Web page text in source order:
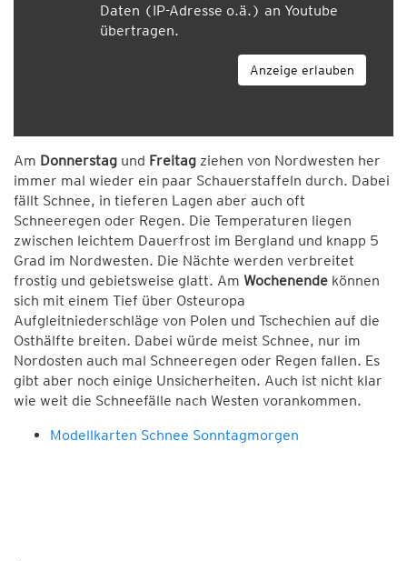
Daten (IP-Adresse o.ä.) an Youtube
übertragen.
Anzeige erlauben
Am Donnerstag und Freitag ziehen von Nordwesten her
immer mal wieder ein paar Schauerstaffeln durch. Dabei
fällt Schnee, in tieferen Lagen aber auch oft
Schneeregen oder Regen. Die Temperaturen liegen
zwischen leichtem Dauerfrost im Bergland und knapp 5
Grad im Nordwesten. Die Nächte werden verbreitet
frostig und gebietsweise glatt. Am Wochenende können
sich mit einem Tief über Osteuropa
Aufgleitniederschläge von Polen und Tschechien auf die
Osthälfte breiten. Dabei würde meist Schnee, nur im
Nordosten auch mal Schneeregen oder Regen fallen. Es
gibt aber noch einige Unsicherheiten. Auch ist nicht klar
wie weit die Schneefälle nach Westen vorankommen.
Modellkarten Schnee Sonntagmorgen